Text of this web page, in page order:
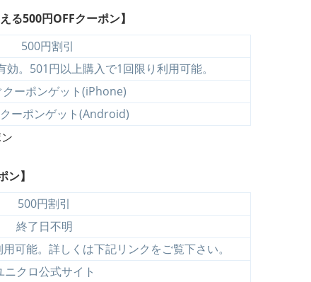
る500円OFFクーポン】
500円割引
。501円以上購入で1回限り利用可能。
ーポンゲット(iPhone)
ーポンゲット(Android)
】
500円割引
終了日不明
可能。詳しくは下記リンクをご覧下さい。
ニクロ公式サイト